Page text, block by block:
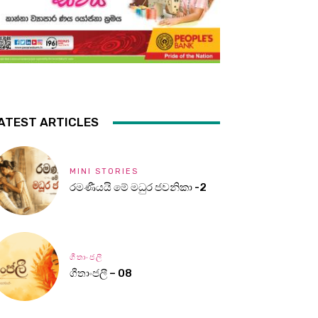
ARTICLES
MINI STORIES
රමණීයයි මේ මධුර ජවනිකා -2
ගීතාංජලී
ගීතාංජලී – 08